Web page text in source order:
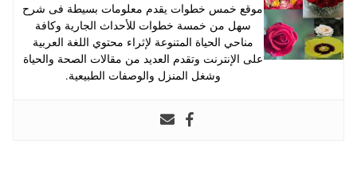
موقع خمس خطوات يقدم معلومات بسيطة فى شرح
سهل من خمسة خطوات للأحداث الجارية وكافة
مناحي الحياة المتنوعة لإثراء محتوي اللغة العربية
على الإنترنت وتقدم العديد من مقالات الصحة والحياة
وشغل المنزل والوصفات الطبيعية.